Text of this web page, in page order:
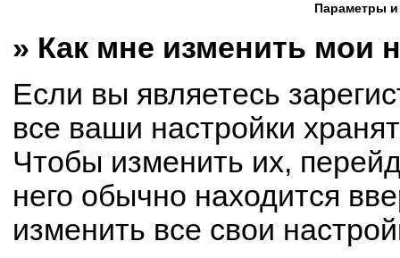
Параметры и
» Как мне изменить мои
Если вы являетесь
все ваши настройки
Чтобы изменить их,
него обычно находится
изменить все свои